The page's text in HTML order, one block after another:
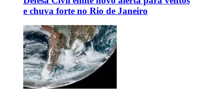
e chuva forte no Rio de Janeiro